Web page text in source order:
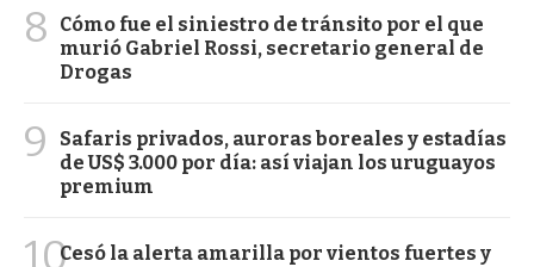
8
Cómo fue el siniestro de tránsito por el que
murió Gabriel Rossi, secretario general de
Drogas
9
Safaris privados, auroras boreales y estadías
de US$ 3.000 por día: así viajan los uruguayos
premium
10Cesó la alerta amarilla por vientos fuertes y